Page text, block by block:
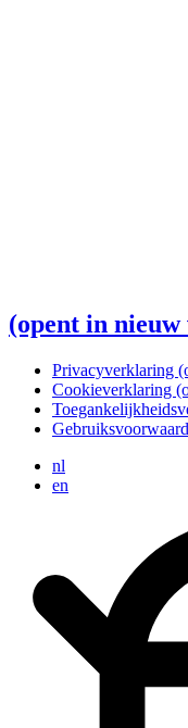
(opent in nieuw
Privacyverklaring
Cookieverklaring
nl
en